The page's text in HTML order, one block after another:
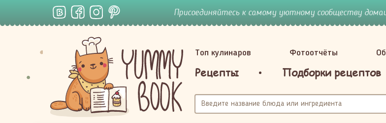
Присоединяйтесь к самому уютному сообществу
Топ кулинаров Фотоотчёты
Рецепты Подборки рецептов